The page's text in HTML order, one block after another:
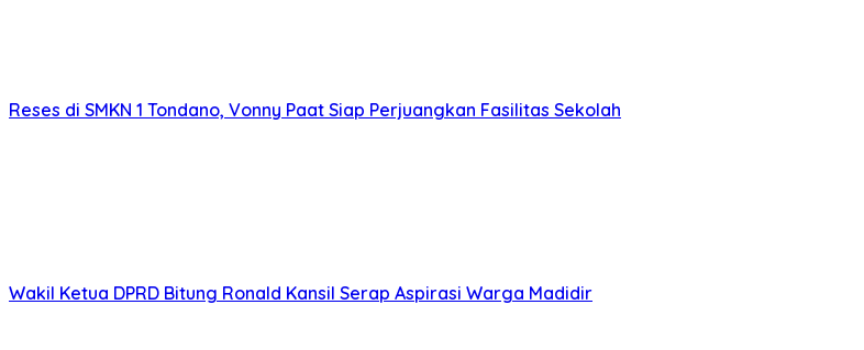
Reses di SMKN 1 Tondano, Vonny Paat Siap Perjuangkan Fasilitas Sekolah
Wakil Ketua DPRD Bitung Ronald Kansil Serap Aspirasi Warga Madidir